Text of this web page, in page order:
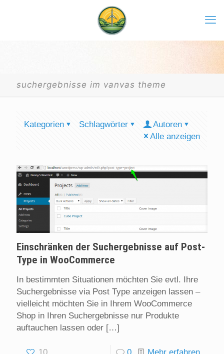
suchergebnisse im vanvas theme
Kategorien Schlagwörter
Autoren
Alle anzeigen
Einschränken der Suchergebnisse auf Post-
Type in WooCommerce
In bestimmten Situationen möchten Sie evtl. Ihre
Suchergebnisse via Post Type anzeigen lassen –
vielleicht möchten Sie in Ihrem WooCommerce
Shop in Ihren Suchergebnisse nur Produkte
auftauchen lassen oder […]
10 0 Mehr erfahren